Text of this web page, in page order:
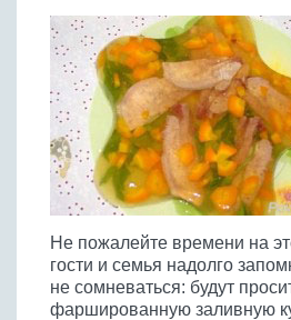
Не пожалейте времени на
гости и семья надолго
не сомневаться: будут
фаршированную заливную